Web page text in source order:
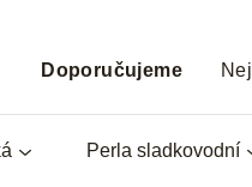
z
n
Doporučujeme
Perla sladkovodní